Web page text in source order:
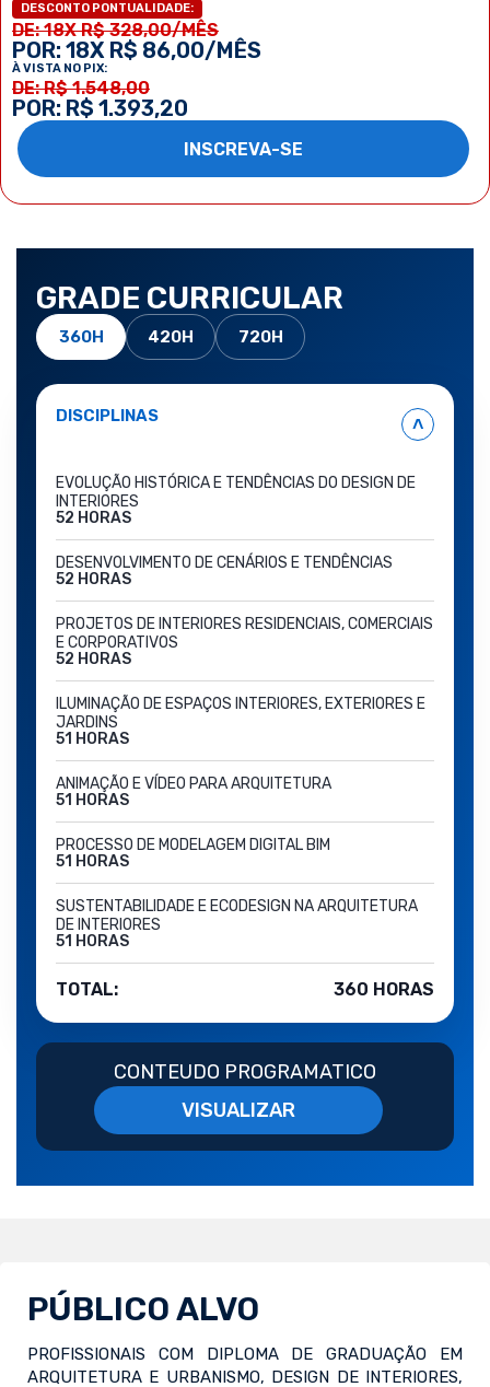
DESCONTO PONTUALIDADE:
DE: 18X R$ 328,00/MÊS
POR: 18X R$ 86,00/MÊS
À VISTA NO PIX:
DE: R$ 1.548,00
POR: R$ 1.393,20
INSCREVA-SE
GRADE CURRICULAR
360H 420H 720H
DISCIPLINAS ˄
EVOLUÇÃO HISTÓRICA E TENDÊNCIAS DO DESIGN DE
INTERIORES
52 HORAS
DESENVOLVIMENTO DE CENÁRIOS E TENDÊNCIAS
52 HORAS
PROJETOS DE INTERIORES RESIDENCIAIS, COMERCIAIS
E CORPORATIVOS
52 HORAS
ILUMINAÇÃO DE ESPAÇOS INTERIORES, EXTERIORES E
JARDINS
51 HORAS
ANIMAÇÃO E VÍDEO PARA ARQUITETURA
51 HORAS
PROCESSO DE MODELAGEM DIGITAL BIM
51 HORAS
SUSTENTABILIDADE E ECODESIGN NA ARQUITETURA
DE INTERIORES
51 HORAS
TOTAL: 360 HORAS
CONTEUDO PROGRAMATICO
VISUALIZAR
PÚBLICO ALVO
PROFISSIONAIS COM DIPLOMA DE GRADUAÇÃO EM
ARQUITETURA E URBANISMO, DESIGN DE INTERIORES,